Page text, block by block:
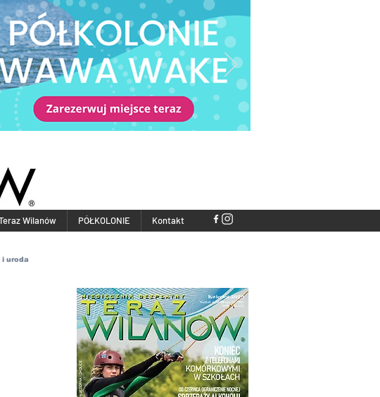
Wilanów PÓŁKOLONIE Kontakt
i uroda